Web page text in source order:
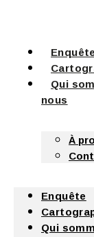
Enquête
Qui
nous
À
Enquête
Qui